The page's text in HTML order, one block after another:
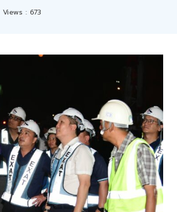
Views : 673